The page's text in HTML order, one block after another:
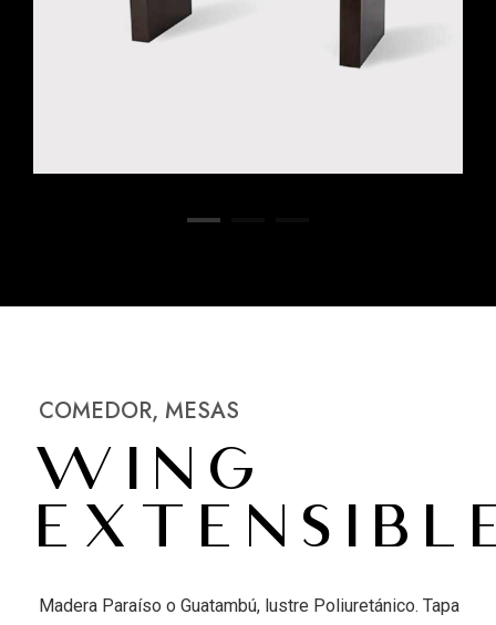
COMEDOR, MESAS
Wing
Madera Paraíso o Guatambú, lustre Poliuretánico. Tapa